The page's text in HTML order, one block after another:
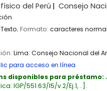
del Perú Consejo
Texto; Formato: caracteres
Lima: Consejo Nacional del
para acceso en línea
disponibles para préstamo:
IGP/551.63/I5/v.2/Ej.1, .. .